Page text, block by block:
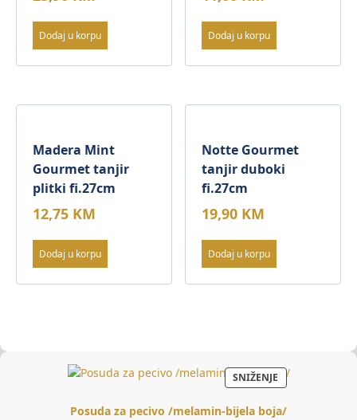
Dodaj u korpu Dodaj u korpu
Madera Mint
Gourmet tanjir
plitki fi.27cm
12,75 KM
Dodaj u korpu
Notte Gourmet
tanjir duboki
fi.27cm
19,90 KM
Dodaj u korpu
SNIŽENJEPROIZVOD
NA
AKCIJI
Posuda za pecivo /melamin-bijela boja/